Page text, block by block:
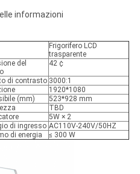
informazioni
Frigorifero LCD
trasparente
del
42 ¢
di contrasto 3000:1
1920*1080
(mm)
523*928 mm
TBD
5W × 2
di ingresso AC110V-240V/50HZ
di energia
≤ 300 W